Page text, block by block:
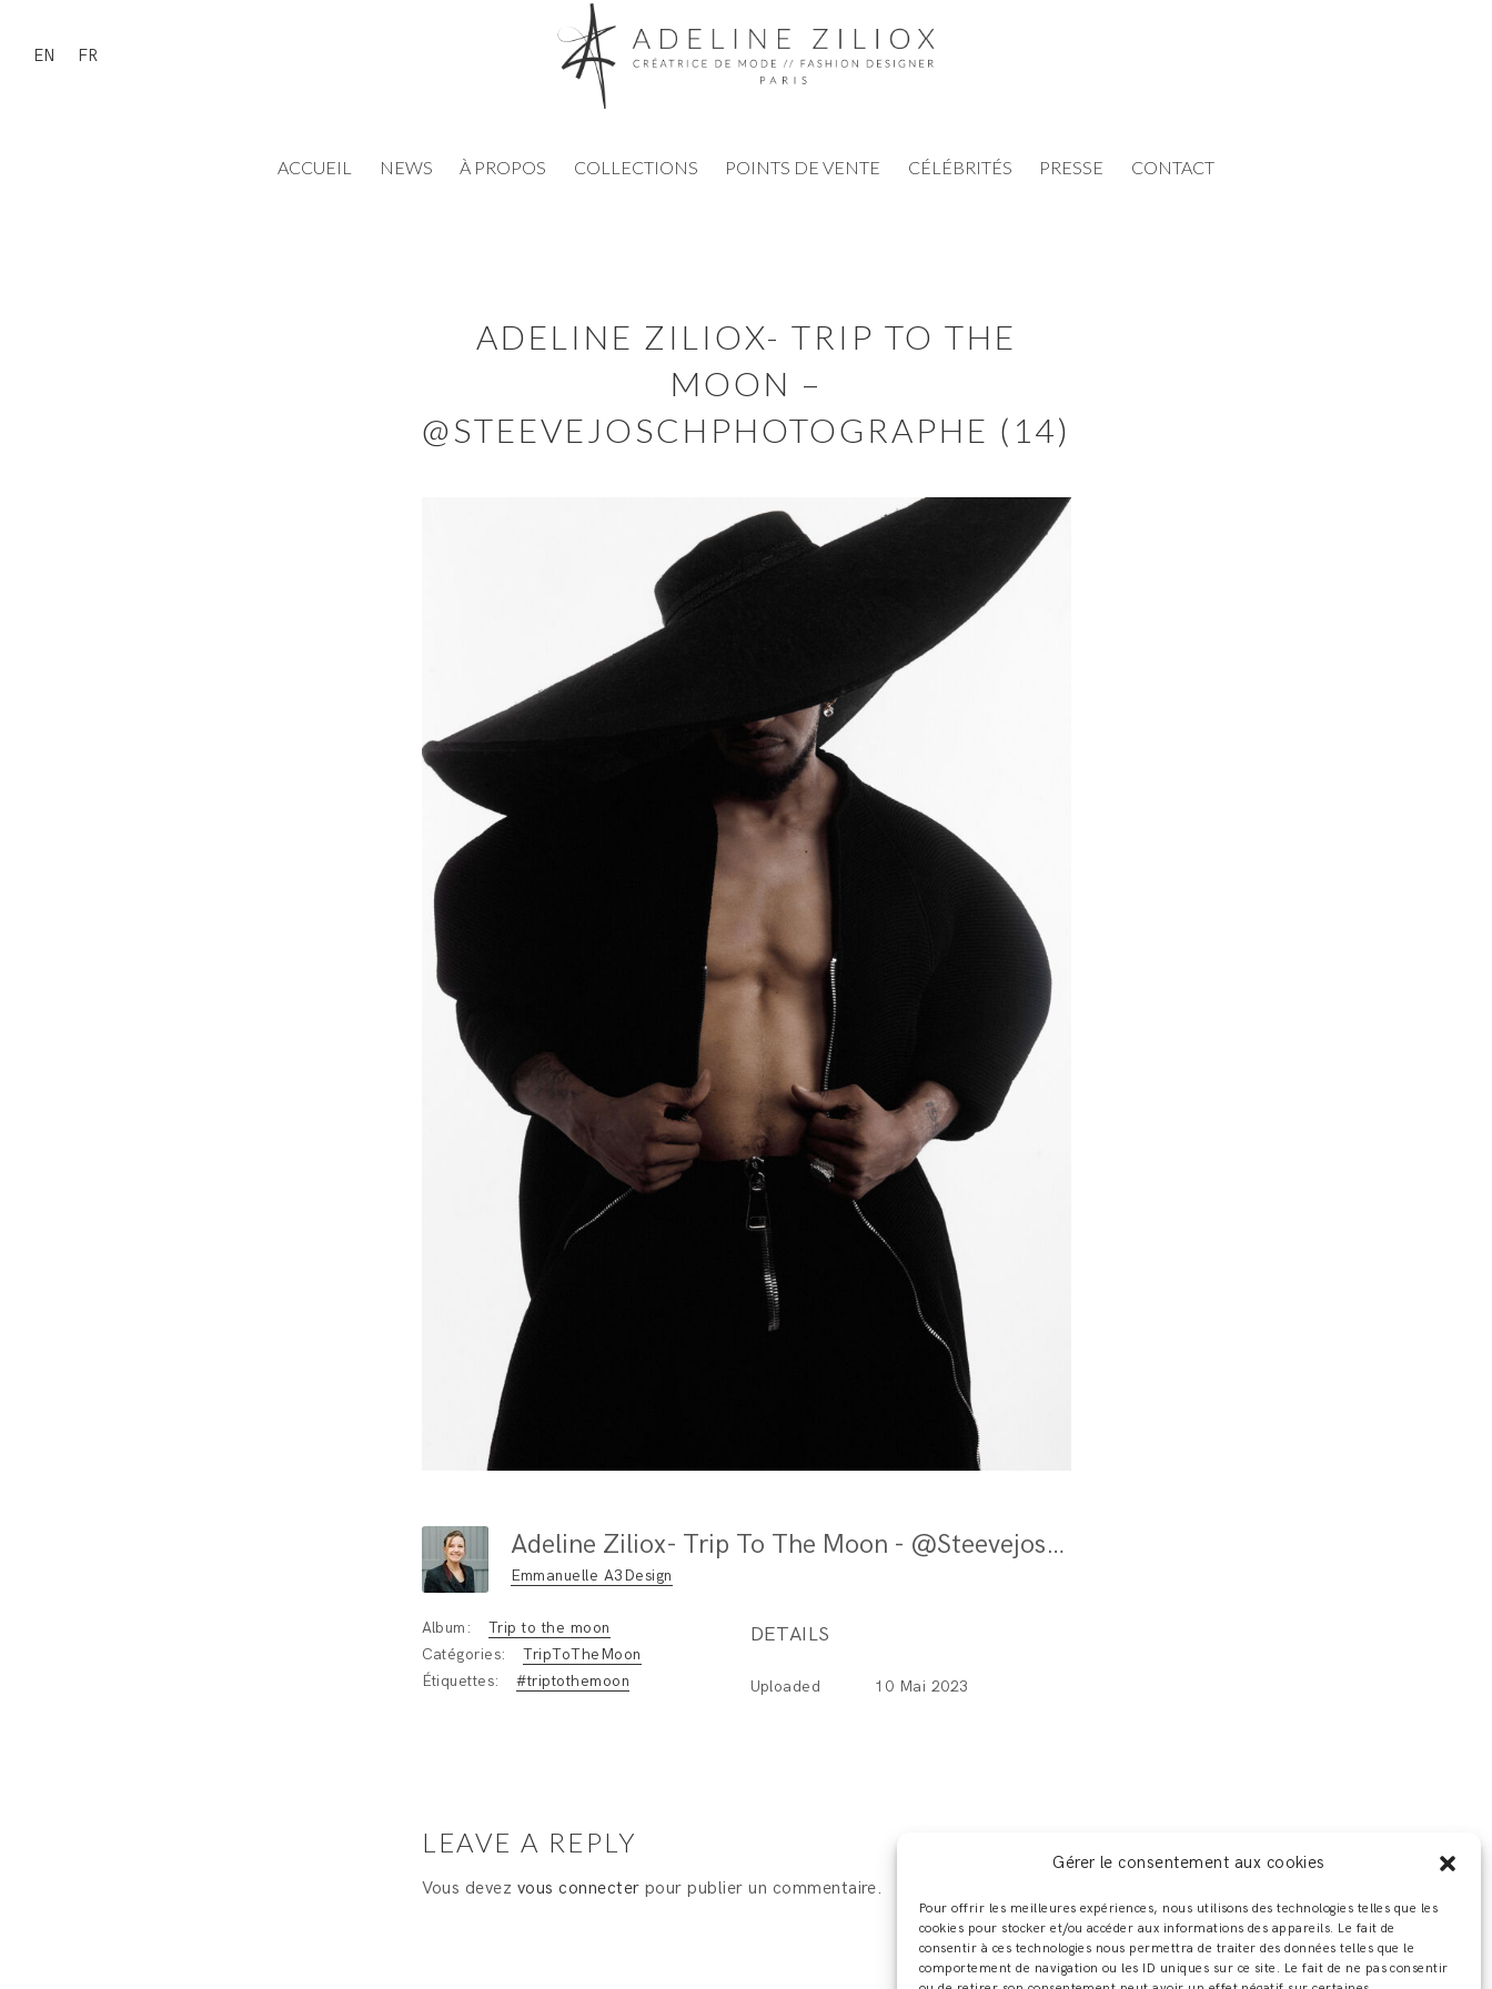
Gérer le consentement aux cookies
Pour offrir les meilleures expériences, nous utilisons des technologies telles que les
cookies pour stocker et/ou accéder aux informations des appareils. Le fait de
consentir à ces technologies nous permettra de traiter des données telles que le
comportement de navigation ou les ID uniques sur ce site. Le fait de ne pas consentir
FR
EN
ACCUEIL NEWS À PROPOS COLLECTIONS POINTS DE VENTE CÉLÉBRITÉS PRESSE CONTACT
ADELINE ZILIOX- TRIP TO THE
MOON –
@STEEVEJOSCHPHOTOGRAPHE (14)
Adeline Ziliox- Trip To The Moon - @steevejoschphotographe (14)
Emmanuelle A3Design
Album:
Trip to the moon
Catégories:
TripToTheMoon
Étiquettes:
#triptothemoon
DETAILS
Uploaded 10 Mai 2023
LEAVE A REPLY
Vous devez vous connecter pour publier un commentaire.